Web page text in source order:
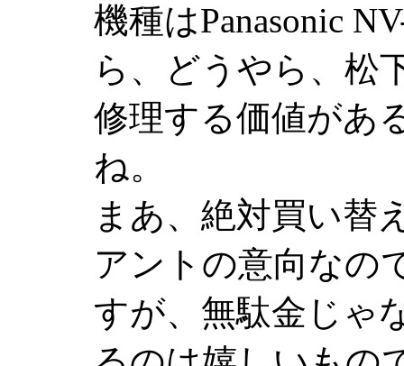
機種はPanasonic
ら、どうやら、松
修理する価値があ
ね。
まあ、絶対買い替
アントの意向なの
すが、無駄金じゃ